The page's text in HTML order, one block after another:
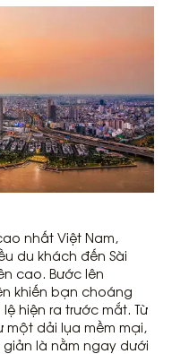
nhất Việt Nam,
du khách đến Sài
cao. Bước lên
khiến bạn choáng
hiện ra trước mắt. Từ
một dải lụa mềm mại,
là nằm ngay dưới